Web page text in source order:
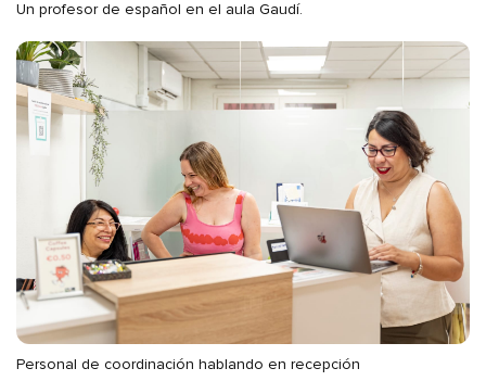
Un profesor de español en el aula Gaudí.
Personal de coordinación hablando en recepción